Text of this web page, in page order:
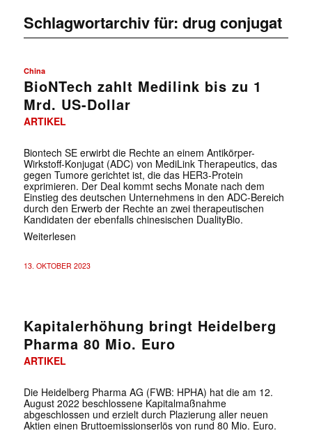
Schlagwortarchiv für: drug conjugat
China
BioNTech zahlt Medilink bis zu 1
Mrd. US-Dollar
ARTIKEL
Biontech SE erwirbt die Rechte an einem Antikörper-
Wirkstoff-Konjugat (ADC) von MediLink Therapeutics, das
gegen Tumore gerichtet ist, die das HER3-Protein
exprimieren. Der Deal kommt sechs Monate nach dem
Einstieg des deutschen Unternehmens in den ADC-Bereich
durch den Erwerb der Rechte an zwei therapeutischen
Kandidaten der ebenfalls chinesischen DualityBio.
Weiterlesen
13. OKTOBER 2023
Kapitalerhöhung bringt Heidelberg
Pharma 80 Mio. Euro
ARTIKEL
Die Heidelberg Pharma AG (FWB: HPHA) hat die am 12.
August 2022 beschlossene Kapitalmaßnahme
abgeschlossen und erzielt durch Plazierung aller neuen
Aktien einen Bruttoemissionserlös von rund 80 Mio. Euro.